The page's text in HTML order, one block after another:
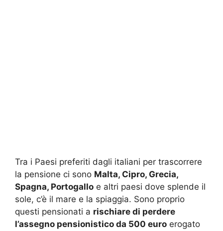
Tra i Paesi preferiti dagli italiani per trascorrere
la pensione ci sono Malta, Cipro, Grecia,
Spagna, Portogallo e altri paesi dove splende il
sole, c’è il mare e la spiaggia. Sono proprio
questi pensionati a rischiare di perdere
l’assegno pensionistico da 500 euro erogato